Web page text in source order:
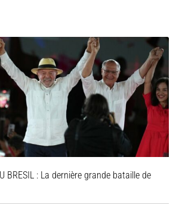
BRESIL : La dernière grande bataille de